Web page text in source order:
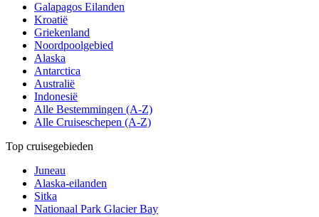
Galapagos Eilanden
Kroatië
Griekenland
Noordpoolgebied
Alaska
Antarctica
Australië
Indonesië
Alle Bestemmingen (A-Z)
Alle Cruiseschepen (A-Z)
Top cruisegebieden
Juneau
Alaska-eilanden
Sitka
Nationaal Park Glacier Bay